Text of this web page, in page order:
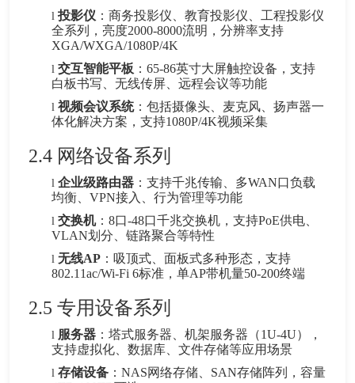
l 投影仪 ：商务投影仪、教育投影仪、工程投影仪
全系列，亮度2000-8000流明，分辨率支持
XGA/WXGA/1080P/4K
l 交互智能平板 ：65-86英寸大屏触控设备，支持
白板书写、无线传屏、远程会议等功能
l 视频会议系统：包括摄像头、麦克风、扬声器一
体化解决方案，支持1080P/4K视频采集
2.4 网络设备系列
l 企业级路由器 ：支持千兆传输、多WAN口负载
均衡、VPN接入、行为管理等功能
l 交换机：8口-48口千兆交换机，支持PoE供电、
VLAN划分、链路聚合等特性
l 无线AP ：吸顶式、面板式多种形态，支持
802.11ac/Wi-Fi 6标准，单AP带机量50-200终端
2.5 专用设备系列
l 服务器 ：塔式服务器、机架服务器（1U-4U），
支持虚拟化、数据库、文件存储等应用场景
l 存储设备 ：NAS网络存储、SAN存储阵列，容量